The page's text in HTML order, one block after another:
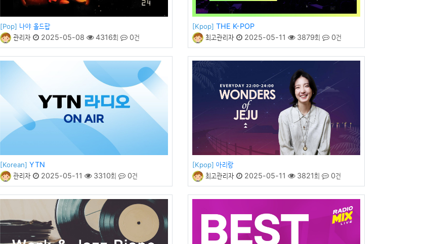
[Pop] 나야 올드팝
관리자
2025-05-08 4316회 0건
[Kpop] THE K-POP
최고관리자
2025-05-11 3879회 0건
[Korean] YTN
관리자
2025-05-11 3310회 0건
[Kpop] 아리랑
최고관리자
2025-05-11 3821회 0건